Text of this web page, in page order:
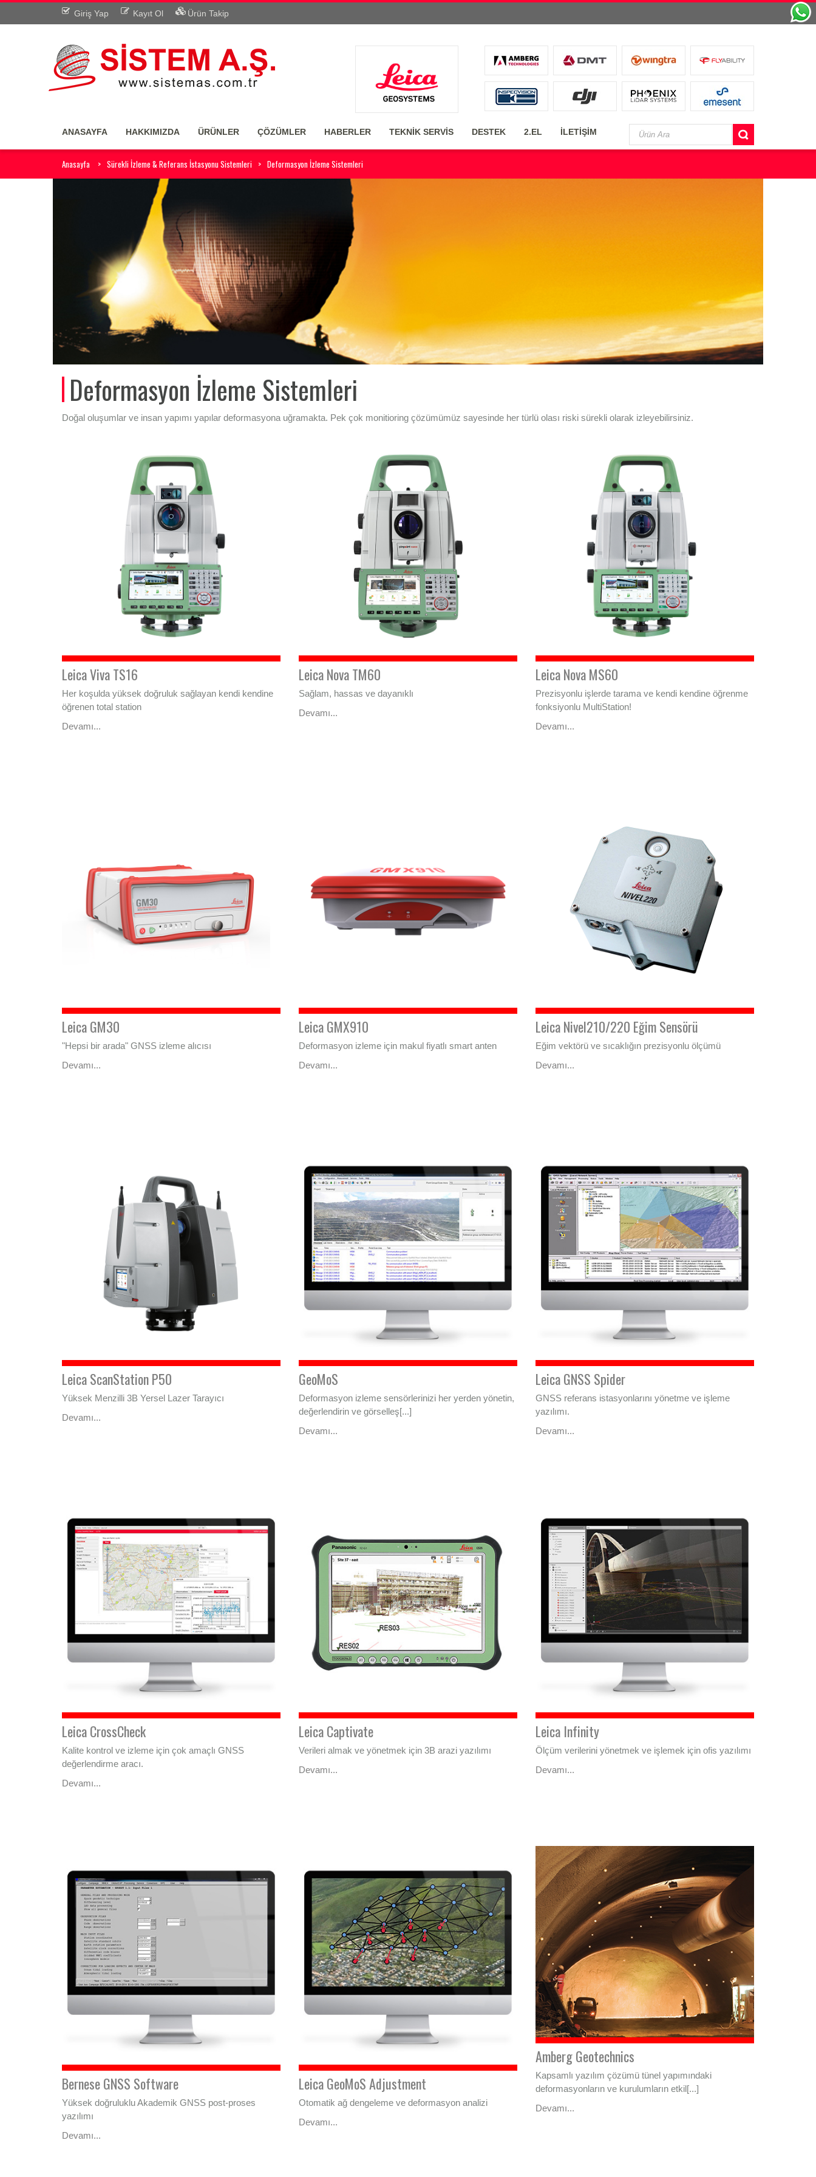
Giriş Yap Kayıt Ol Ürün Takip
ANASAYFA HAKKIMIZDA ÜRÜNLER ÇÖZÜMLER HABERLER TEKNİK SERVİS DESTEK 2.EL İLETİŞİM
Anasayfa Sürekli İzleme & Referans İstasyonu Sistemleri Deformasyon İzleme Sistemleri
Deformasyon İzleme Sistemleri
Doğal oluşumlar ve insan yapımı yapılar deformasyona uğramakta. Pek çok monitioring çözümümüz sayesinde her türlü olası riski sürekli olarak izleyebilirsiniz.
Leica Viva TS16
Her koşulda yüksek doğruluk sağlayan kendi kendine
öğrenen total station
Devamı...
Leica Nova TM60
Sağlam, hassas ve dayanıklı
Devamı...
Leica Nova MS60
Prezisyonlu işlerde tarama ve kendi kendine öğrenme
fonksiyonlu MultiStation!
Devamı...
Leica GM30
"Hepsi bir arada" GNSS izleme alıcısı
Devamı...
Leica GMX910
Deformasyon izleme için makul fiyatlı smart anten
Devamı...
Leica Nivel210/220 Eğim Sensörü
Eğim vektörü ve sıcaklığın prezisyonlu ölçümü
Devamı...
Leica ScanStation P50
Yüksek Menzilli 3B Yersel Lazer Tarayıcı
Devamı...
GeoMoS
Deformasyon izleme sensörlerinizi her yerden yönetin,
değerlendirin ve görselleş[...]
Devamı...
Leica GNSS Spider
GNSS referans istasyonlarını yönetme ve işleme
yazılımı.
Devamı...
Leica CrossCheck
Kalite kontrol ve izleme için çok amaçlı GNSS
değerlendirme aracı.
Devamı...
Leica Captivate
Verileri almak ve yönetmek için 3B arazi yazılımı
Devamı...
Leica Infinity
Ölçüm verilerini yönetmek ve işlemek için ofis yazılımı
Devamı...
Bernese GNSS Software
Yüksek doğruluklu Akademik GNSS post-proses
yazılımı
Devamı...
Leica GeoMoS Adjustment
Otomatik ağ dengeleme ve deformasyon analizi
Devamı...
Amberg Geotechnics
Kapsamlı yazılım çözümü tünel yapımındaki
deformasyonların ve kurulumların etkil[...]
Devamı...